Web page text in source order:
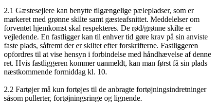
2.1 Gæstesejlere kan benytte tilgængelige pælepladser, som er
markeret med grønne skilte samt gæsteafsnittet. Meddelelser om
forventet hjemkomst skal respekteres. De rød/grønne skilte er
vejledende. En fastligger kan til enhver tid gøre krav på sin anviste
faste plads, såfremt der er skiltet efter forskrifterne. Fastliggeren
opfordres til at vise hensyn i forbindelse med håndhævelse af denne
ret. Hvis fastliggeren kommer uanmeldt, kan man først få sin plads
næstkommende formiddag kl. 10.
2.2 Fartøjer må kun fortøjes til de anbragte fortøjningsindretninger
såsom pullerter, fortøjningsringe og lignende.